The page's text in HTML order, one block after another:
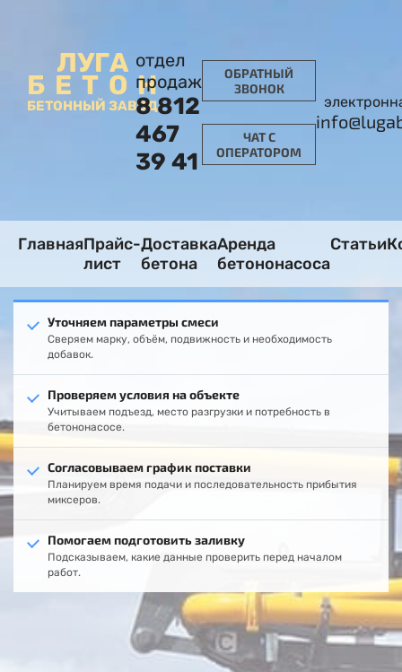
ЛУГА
БЕТОН
БЕТОННЫЙ ЗАВОД
отдел
продаж
8 812
467
39 41
ОБРАТНЫЙ
ЗВОНОК
ЧАТ С
ОПЕРАТОРОМ
ГлавнаяПрайс-
лист
Доставка
бетона
Аренда
бетононасоса
Статьи
Уточняем параметры смеси
Сверяем марку, объём, подвижность и необходимость
добавок.
Проверяем условия на объекте
Учитываем подъезд, место разгрузки и потребность в
бетононасосе.
Согласовываем график поставки
Планируем время подачи и последовательность прибытия
миксеров.
Помогаем подготовить заливку
Подсказываем, какие данные проверить перед началом
работ.